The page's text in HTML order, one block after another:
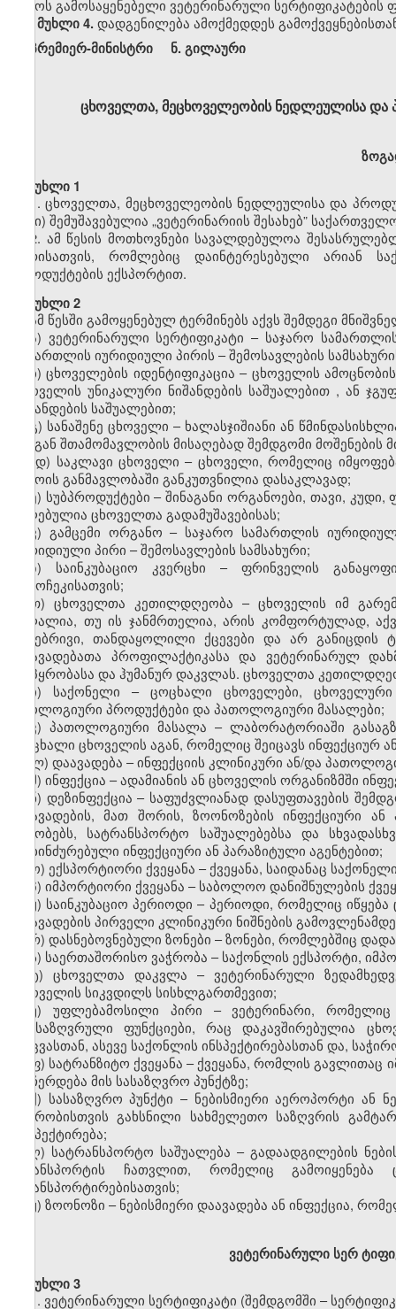
დროს გამოსაყენებელი ვეტერინარული სერტიფიკატების
მუხლი 4. დადგენილება ამოქმედდეს
პრემიერ-მინისტრი ნ. გილაური
ცხოველთა, მეცხოველეობის ნედლეულისა და
მუხლი 1
1. ცხოველთა, მეცხოველეობის ნედლეულისა და
წესი) შემუშავებულია „ვეტერინარიის შესახებ”
2. ამ წესის მოთხოვნები სავალდებულოა
პირისათვის, რომლებიც დაინტერესებული არიან
პროდუქტების ექსპორტით.
მუხლი 2
ამ წესში გამოყენებულ ტერმინებს აქვს შემდეგი
ა) ვეტერინარული სერტიფიკატი – საჯარო
სამართლის იურიდიული პირის –შემოსავლების
ბ) ცხოველების იდენტიფიკაცია – ცხოველის ამოცნობის
ცხოველის უნიკალური ნიშანდების საშუალებით, ან
ნიშანდების საშუალებით;
გ) სანაშენე ცხოველი – ხალასჯიშიანი ან
მისგან შთამომავლობის მისაღებად შემდგომი მოშენების
დ) საკლავი ცხოველი – ცხოველი, რომელიც
დროის განმავლობაში განკუთვნილია დასაკლავად;
ე) სუბპროდუქტები – შინაგანი ორგანოები, თავი,
მიღებულია ცხოველთა გადამუშავებისას;
ვ) გამცემი ორგანო – საჯარო სამართლის
იურიდიული პირი –შემოსავლების სამსახური;
ზ) საინკუბაციო კვერცხი – ფრინველის
გამოჩეკისათვის;
თ) ცხოველთა კეთილდღეობა – ცხოველის იმ
მაღალია, თუ ის ჯანმრთელია, არის კომფორტულად,
ბუნებრივი, თანდაყოლილი ქცევები და არ
დაავადებათა პროფილაქტიკასა და ვეტერინარულ
მოპყრობასა და ჰუმანურ დაკვლას. ცხოველთა
ი) საქონელი – ცოცხალი ცხოველები, ცხოველური
ბიოლოგიური პროდუქტები და პათოლოგიური მასალები;
კ) პათოლოგიური მასალა–ლაბორატორიაში
ცოცხალი ცხოველის აგან, რომელიც შეიცავს ინფექციურ
ლ) დაავადება – ინფექციის კლინიკური ან/და
მ) ინფექცია – ადამიანის ან ცხოველის ორგანიზმში
ნ) დეზინფექცია – საფუძვლიანად დასუფთავების
დაავადების, მათ შორის, ზოონოზების ინფექციური
შენობებს, სატრანსპორტო საშუალებებსა და
დაბინძურებული ინფექციური ან პარაზიტული აგენტებით;
ო) ექსპორტიორი ქვეყანა – ქვეყანა, საიდანაც საქონელი
პ) იმპორტიორი ქვეყანა – საბოლოო დანიშნულების
ჟ) საინკუბაციო პერიოდი – პერიოდი, რომელიც
დაავადების პირველი კლინიკური ნიშნების
რ) დასნებოვნებული ზონები – ზონები, რომლებშიც
ს) საერთაშორისო ვაჭრობა – საქონლის ექსპორტი,
ტ) ცხოველთა დაკვლა – ვეტერინარული
ცხოველის სიკვდილს სისხლგართმევით;
უ) უფლებამოსილი პირი – ვეტერინარი,
განსაზღვრული ფუნქციები, რაც დაკავშირებულია
დაცვასთან, ასევე საქონლის ინსპექტირებასთან და,
ფ) სატრანზიტო ქვეყანა – ქვეყანა, რომლის
ან ჩერდება მის სასაზღვრო პუნქტზე;
ქ) სასაზღვრო პუნქტი – ნებისმიერი აეროპორტი ან
ვაჭრობისთვის გახსნილი სახმელეთო საზღვრის
ინსპექტირება;
ღ) სატრანსპორტო საშუალება – გადაადგილების
ტრანსპორტის ჩათვლით, რომელიც
ტრანსპორტირებისათვის;
ყ) ზოონოზი – ნებისმიერი დაავადება ან ინფექცია,
ვეტერინარული სერტ
მუხლი 3
1. ვეტერინარული სერტიფიკატი (შემდგომში –